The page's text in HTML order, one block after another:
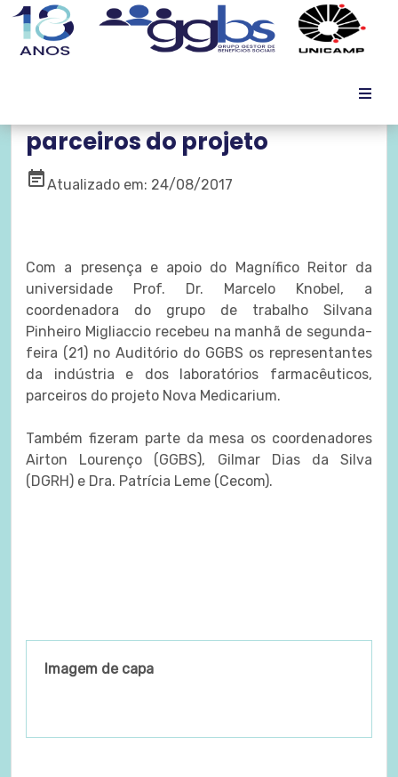
parceiros do projeto
event_noteAtualizado em: 24/08/2017
Com a presença e apoio do Magnífico Reitor da
universidade Prof. Dr. Marcelo Knobel, a
coordenadora do grupo de trabalho Silvana
Pinheiro Migliaccio recebeu na manhã de segunda-
feira (21) no Auditório do GGBS os representantes
da indústria e dos laboratórios farmacêuticos,
parceiros do projeto Nova Medicarium.
Também fizeram parte da mesa os coordenadores
Airton Lourenço (GGBS), Gilmar Dias da Silva
(DGRH) e Dra. Patrícia Leme (Cecom).
Imagem de capa